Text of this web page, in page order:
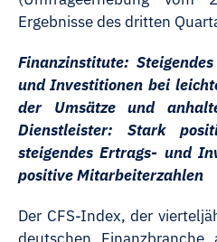
Ergebnisse des dritten
Finanzinstitute:
und Investitionen bei
der Umsätze und
Dienstleister: Stark
steigendes Ertrags- und
positive Mitarbeiterzahlen
Der CFS-Index, der